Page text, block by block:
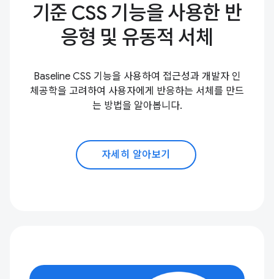
기준 CSS 기능을 사용한 반
응형 및 유동적 서체
Baseline CSS 기능을 사용하여 접근성과 개발자 인
체공학을 고려하여 사용자에게 반응하는 서체를 만드
는 방법을 알아봅니다.
자세히 알아보기